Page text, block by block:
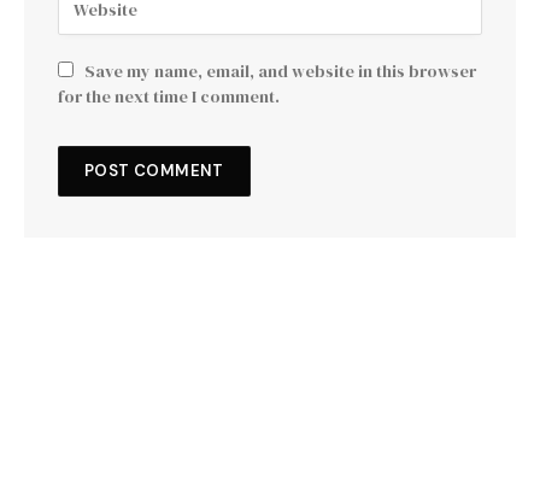
Save my name, email, and website in this browser
for the next time I comment.